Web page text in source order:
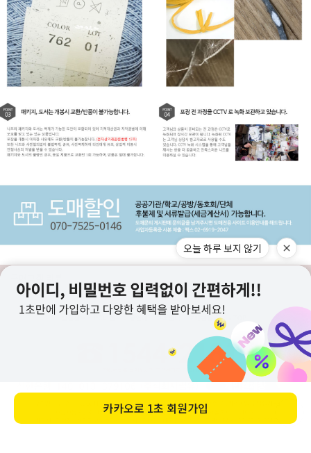
도매전용몰
오늘 하루 보지 않기
카카오로 1초 회원가입